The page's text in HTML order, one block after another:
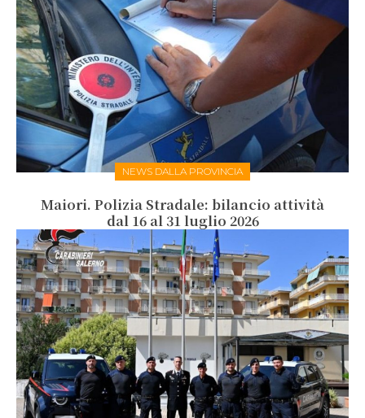
NEWS DALLA PROVINCIA
Maiori. Polizia Stradale: bilancio attività
dal 16 al 31 luglio 2026